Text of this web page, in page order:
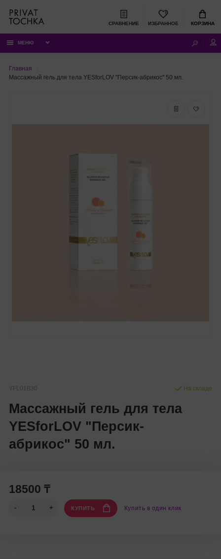
СРАВНЕНИЕ ИЗБРАННОЕ КОРЗИНА
МЕНЮ
Главная
Массажный гель для тела YESforLOV "Персик-абрикос" 50 мл.
YFL01B30
Массажный гель для тела
YESforLOV "Персик-
абрикос" 50 мл.
На складе
18500 ₸
КУПИТЬ Купить в один клик